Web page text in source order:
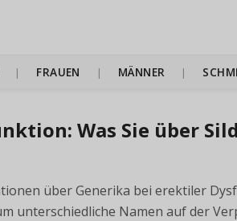
| FRAUEN | MÄNNER |
Was Sie über
über Generika bei erektiler
unterschiedliche Namen auf der